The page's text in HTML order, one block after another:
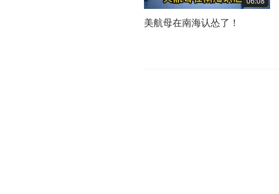
美航母在南海认怂了！